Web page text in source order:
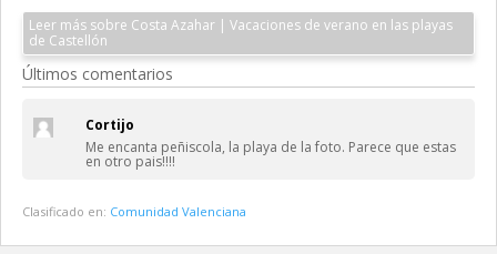
Leer más sobre Costa Azahar | Vacaciones de verano en las playas
de Castellón
Últimos comentarios
Cortijo
Me encanta peñiscola, la playa de la foto. Parece que estas
en otro pais!!!!
Clasificado en: Comunidad Valenciana